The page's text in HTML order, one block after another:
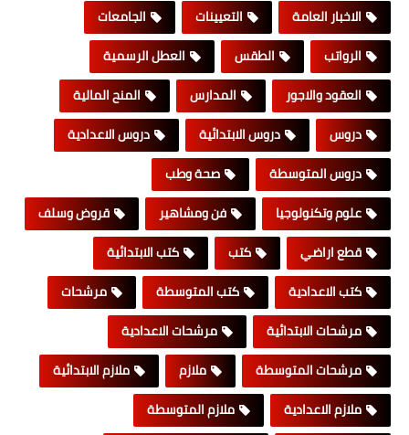
الاخبار العامة
التعيينات
الجامعات
الرواتب
الطقس
العطل الرسمية
العقود والاجور
المدارس
المنح المالية
دروس
دروس الابتدائية
دروس الاعدادية
دروس المتوسطة
صحة وطب
علوم وتكنولوجيا
فن ومشاهير
قروض وسلف
قطع اراضي
كتب
كتب الابتدائية
كتب الاعدادية
كتب المتوسطة
مرشحات
مرشحات الابتدائية
مرشحات الاعدادية
مرشحات المتوسطة
ملازم
ملازم الابتدائية
ملازم الاعدادية
ملازم المتوسطة